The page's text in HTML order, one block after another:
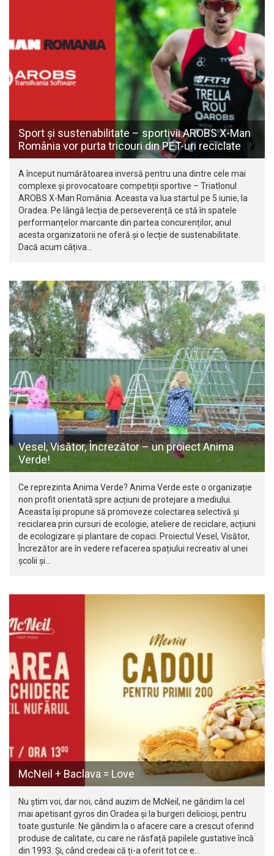
Sport și sustenabilitate – sportivii AROBS X-Man
România vor purta tricouri din PET-uri reciclate
A început numărătoarea inversă pentru una dintre cele mai
complexe și provocatoare competiții sportive – Triatlonul
AROBS X-Man România. Aceasta va lua startul pe 5 iunie, la
Oradea. Pe lângă lecția de perseverență ce stă în spatele
performanțelor marcante din partea concurenților, anul
acesta organizatorii ne oferă și o lecție de sustenabilitate.
Dacă acum câțiva…
Vesel, Visător, Încrezător – un proiect Anima
Verde!
Ce reprezinta Anima Verde? Anima Verde este o organizație
non profit orientată spre acțiuni de protejare a mediului.
Aceasta își propune să promoveze colectarea selectivă și
reciclarea prin cursuri de ecologie, ateliere de reciclare, acțiuni
de ecologizare și plantare de copaci. Proiectul Vesel, Visător,
Încrezător are în vedere refacerea spațiului recreativ al unei
școlii și…
McNeil + Baclava = Love
Nu știm voi, dar noi, când auzim de McNeil, ne gândim la cel
mai apetisant gyros din Oradea și la burgeri delicioși, pentru
toate gusturile. Ne gândim la o afacere care a crescut oferind
produse de calitate, cu care ne răsfață papilele gustative încă
din 1993. Și, când credeai că ți-a oferit tot ce e…